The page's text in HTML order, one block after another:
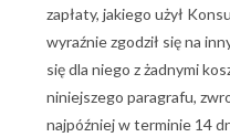
zapłaty, jakiego użył
wyraźnie zgodził się na
się dla niego z żadnymi
niniejszego paragrafu,
najpóźniej w terminie 14